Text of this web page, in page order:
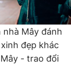
nhà Mây đánh
đẹp khác
- trao đổi